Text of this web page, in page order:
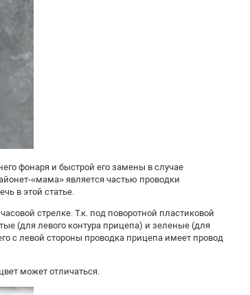
фонаря и быстрой его замены в случае
«мама» является частью проводки
в этой статье.
стрелке. Т.к. под поворотной пластиковой
(для левого контура прицепа) и зеленые (для
с левой стороны проводка прицепа имеет провод
может отличаться.